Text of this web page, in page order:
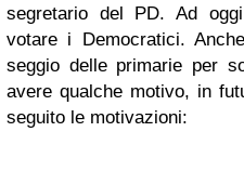
segretario del PD. Ad
votare i Democratici.
seggio delle primarie per
avere qualche motivo, in
seguito le motivazioni: